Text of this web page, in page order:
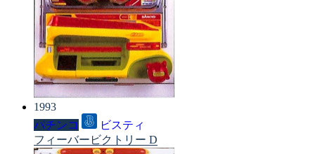
1993
パチンコ
ビスティ
フィーバービクトリー D